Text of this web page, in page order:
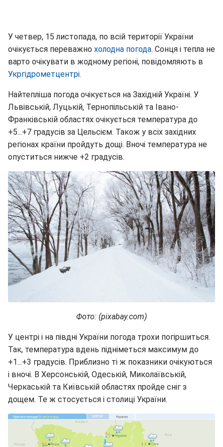
У четвер, 15 листопада, по всій території України
очікується переважно холодна погода. Сонця і тепла не
варто очікувати в жодному регіоні, повідомляють в
Укргідрометцентрі.
Найтепліша погода очікується на Західній Україні. У
Львівській, Луцькій, Тернопільській та Івано-
Франківській областях очікується температура до
+5...+7 градусів за Цельсієм. Також у всіх західних
регіонах країни пройдуть дощі. Вночі температура не
опуститься нижче +2 градусів.
Фото: (pixabay.com)
У центрі і на півдні України погода трохи погіршиться.
Так, температура вдень підніметься максимум до
+1...+3 градусів. Приблизно ті ж показники очікуються
і вночі. В Херсонській, Одеській, Миколаївській,
Черкаській та Київській областях пройде сніг з
дощем. Те ж стосується і столиці України.